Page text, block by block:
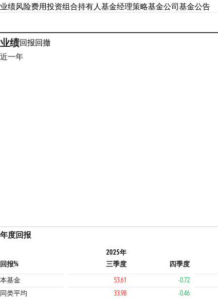
业绩风险费用投资组合持有人基金经理策略基金公司基金公告
业绩回报回撤
近一年
年度回报
回报%
2025年
三季度
四季度
本基金
53.61
-0.72
同类平均
33.98
-0.46